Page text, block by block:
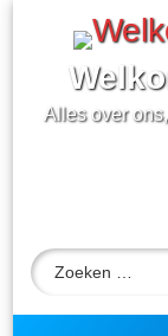
Alles over